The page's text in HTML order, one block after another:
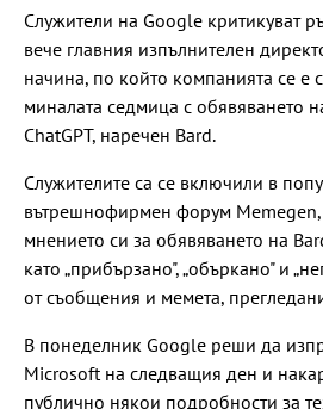
Служители на Google критикуват
вече главния изпълнителен
начина, по който компанията се е
миналата седмица с обявяването
ChatGPT, наречен Bard.
Служителите са се включили в
вътрешнофирмен форум Memegen,
мнението си за обявяването на
като „прибързано", „объркано" и
от съобщения и мемета,
В понеделник Google реши да
Microsoft на следващия ден и
публично някои подробности за